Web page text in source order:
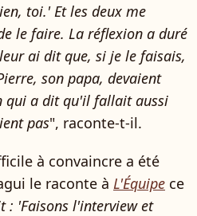
toi.' Et les deux me
le faire. La réflexion a duré
ai dit que, si je le faisais,
son papa, devaient
qui a dit qu'il fallait aussi
pas", raconte-t-il.
à convaincre a été
le raconte à L'Équipe ce
: 'Faisons l'interview et